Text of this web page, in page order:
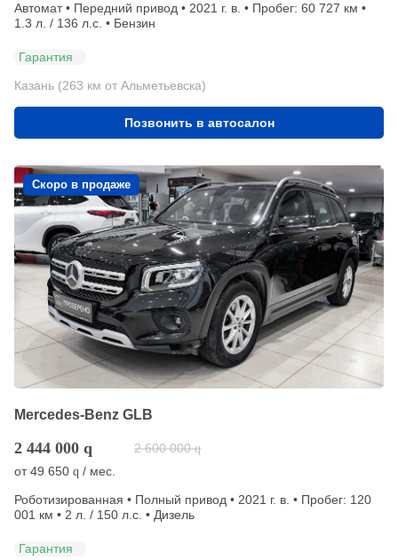
Автомат • Передний привод • 2021 г. в. • Пробег: 60 727 км •
1.3 л. / 136 л.с. • Бензин
Гарантия
Казань (263 км от Альметьевска)
Позвонить в автосалон
Скоро в продаже
Mercedes-Benz GLB
2 444 000 q 2 600 000 q
от49 650 q / мес.
Роботизированная • Полный привод • 2021 г. в. • Пробег: 120
001 км • 2 л. / 150 л.с. • Дизель
Гарантия